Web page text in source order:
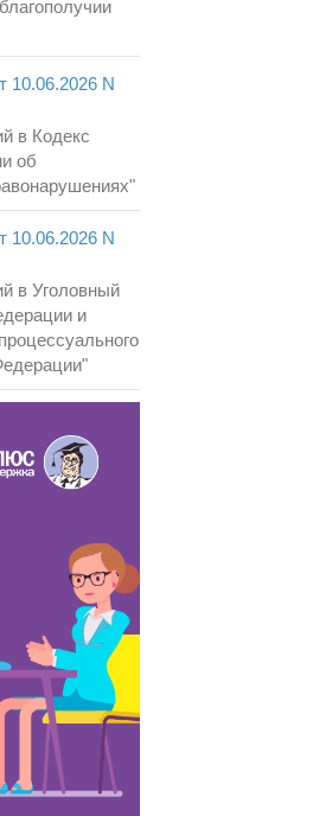
10.06.2026 N
в Кодекс
об
10.06.2026 N
в Уголовный
и